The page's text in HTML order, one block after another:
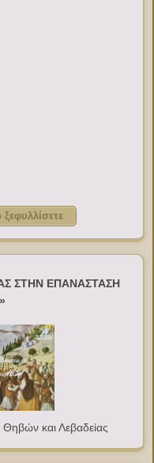
ΣΤΗΝ ΕΠΑΝΑΣΤΑΣΗ
και Λεβαδείας